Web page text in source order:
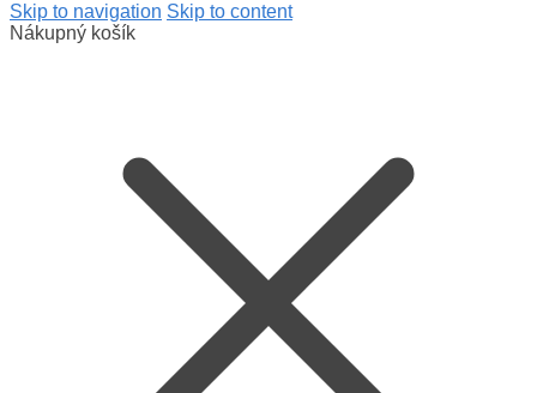
Skip to navigation Skip to content
Nákupný košík